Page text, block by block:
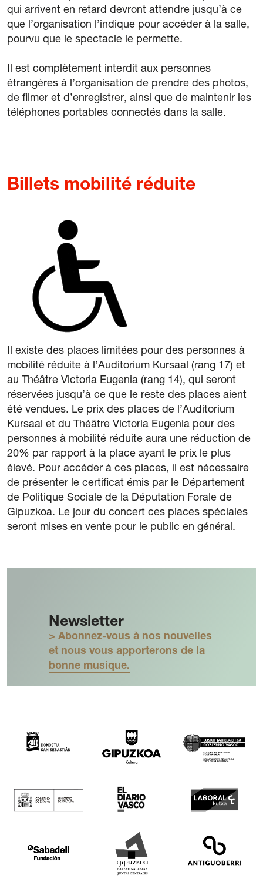
qui arrivent en retard devront attendre jusqu’à ce
que l’organisation l’indique pour accéder à la salle,
pourvu que le spectacle le permette.
Il est complètement interdit aux personnes
étrangères à l’organisation de prendre des photos,
de filmer et d’enregistrer, ainsi que de maintenir les
téléphones portables connectés dans la salle.
Billets mobilité réduite
Il existe des places limitées pour des personnes à
mobilité réduite à l’Auditorium Kursaal (rang 17) et
au Théâtre Victoria Eugenia (rang 14), qui seront
réservées jusqu’à ce que le reste des places aient
été vendues. Le prix des places de l’Auditorium
Kursaal et du Théâtre Victoria Eugenia pour des
personnes à mobilité réduite aura une réduction de
20% par rapport à la place ayant le prix le plus
élevé. Pour accéder à ces places, il est nécessaire
de présenter le certificat émis par le Département
de Politique Sociale de la Députation Forale de
Gipuzkoa. Le jour du concert ces places spéciales
seront mises en vente pour le public en général.
Newsletter
> Abonnez-vous à nos nouvelles
et nous vous apporterons de la
bonne musique.